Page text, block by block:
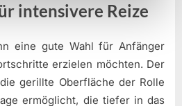
intensivere Reize
eine gute Wahl für Anfänger
erzielen möchten. Der
gerillte Oberfläche der Rolle
ermöglicht, die tiefer in das